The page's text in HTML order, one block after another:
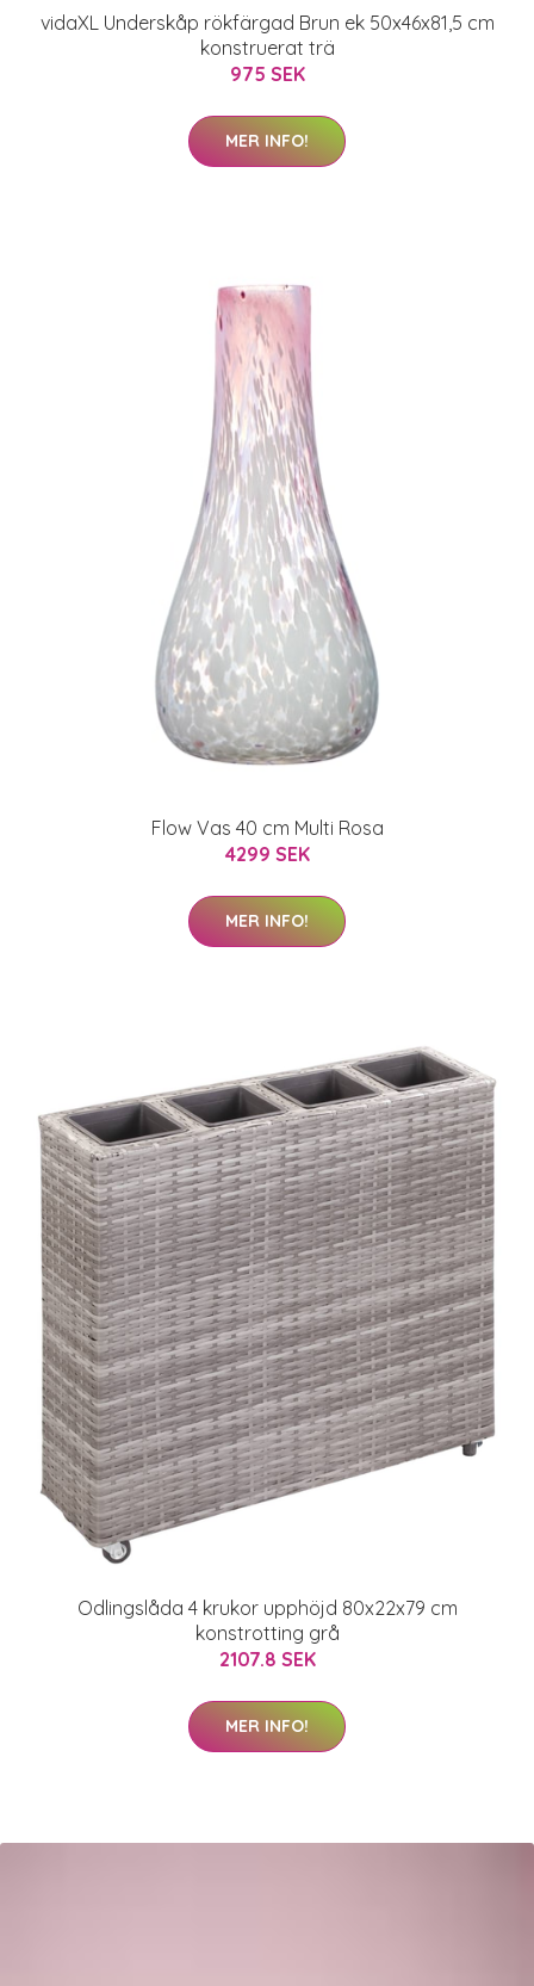
vidaXL Underskåp rökfärgad Brun ek 50x46x81,5 cm
konstruerat trä
975 SEK
MER INFO!
Flow Vas 40 cm Multi Rosa
4299 SEK
MER INFO!
Odlingslåda 4 krukor upphöjd 80x22x79 cm
konstrotting grå
2107.8 SEK
MER INFO!